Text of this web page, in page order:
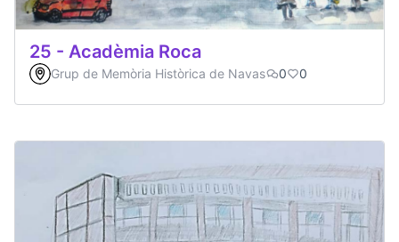
25 - Acadèmia Roca
Grup de Memòria Històrica de Navas 0 0